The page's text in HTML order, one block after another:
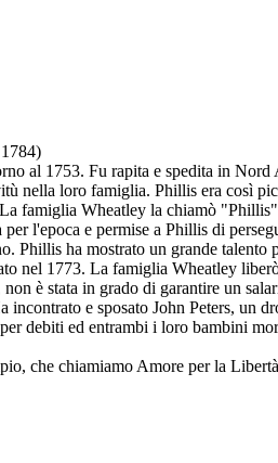
al 1753. Fu rapita e spedita in
nella loro famiglia. Phillis era così
famiglia Wheatley la chiamò
l'epoca e permise a Phillis di
Phillis ha mostrato un grande
nel 1773. La famiglia Wheatley
è stata in grado di garantire un
incontrato e sposato John Peters,
debiti ed entrambi i loro bambini
che chiamiamo Amore per la